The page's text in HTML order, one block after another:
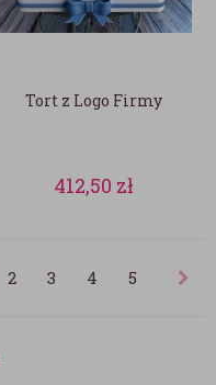
Tort z Logo Firmy
412,50 zł
2 3 4 5